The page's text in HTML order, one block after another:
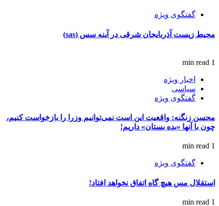
گفتگوی ویژه
محیط زیست آذربایجان شرقی در آینه سس (sas)
1 min read
اخبار ویژه
سیاسی
گفتگوی ویژه
محسن زنگنه: واقعیت این است نمی‌توانیم وزرا را بازخواست کنیم،
چون با آنها «بده بستان» داریم!
1 min read
گفتگوی ویژه
استقلال مس هیچ گاه اتفاق نخواهد افتاد!
1 min read